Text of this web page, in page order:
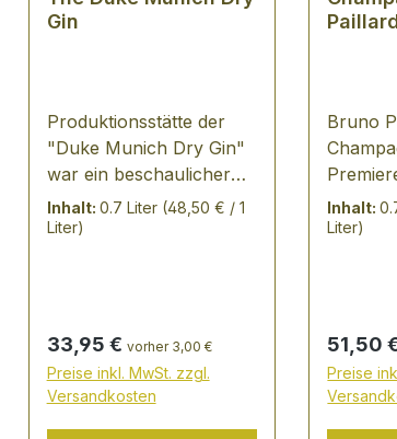
Gin
Produktionsstätte der
"Duke Munich Dry Gin"
war ein beschaulicher
Hinterhof in
München/Maxvorstadt,
errichtet, wo es im
kupfernen Kessel
unermüdlich dampft und
brodelt. In der
Inhalt: 0.7 Liter (48,50 € / 1
Liter)
Regulärer Preis:
33,95 € vorher 3,00 €
Preise inkl. MwSt. zzgl.
Versandkosten
Bruno
1.
die
ist sehr
Inhalt:
Liter)
51,50
Preise